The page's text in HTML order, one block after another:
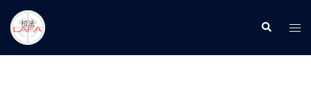
Skip
content
Search